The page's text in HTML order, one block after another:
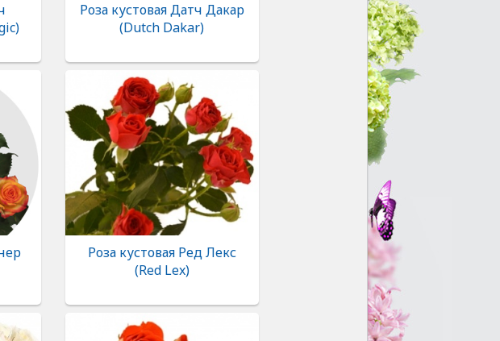
Роза кустовая Датч Дакар
(Dutch Dakar)
Роза кустовая Ред Лекс
(Red Lex)